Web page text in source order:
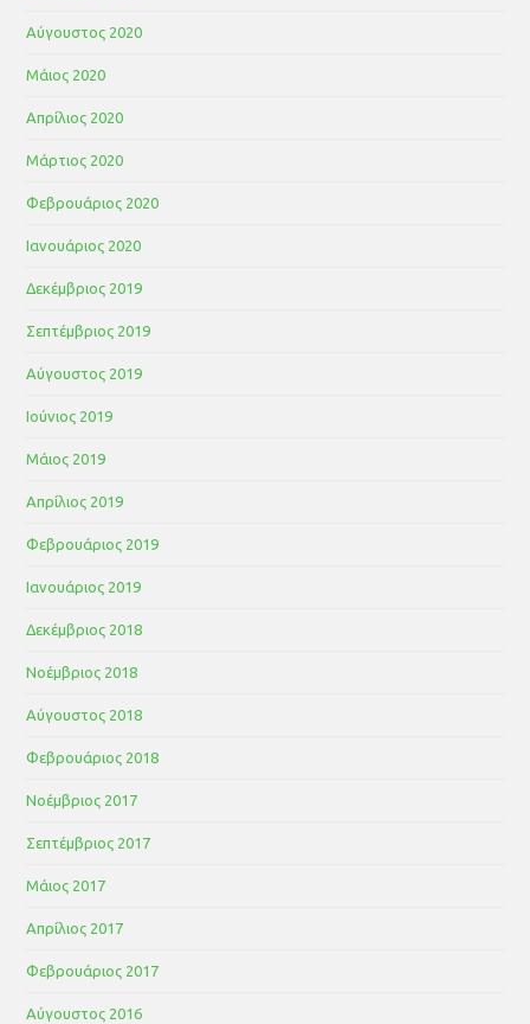
Αύγουστος 2020
Μάιος 2020
Απρίλιος 2020
Μάρτιος 2020
Φεβρουάριος 2020
Ιανουάριος 2020
Δεκέμβριος 2019
Σεπτέμβριος 2019
Αύγουστος 2019
Ιούνιος 2019
Μάιος 2019
Απρίλιος 2019
Φεβρουάριος 2019
Ιανουάριος 2019
Δεκέμβριος 2018
Νοέμβριος 2018
Αύγουστος 2018
Φεβρουάριος 2018
Νοέμβριος 2017
Σεπτέμβριος 2017
Μάιος 2017
Απρίλιος 2017
Φεβρουάριος 2017
Αύγουστος 2016